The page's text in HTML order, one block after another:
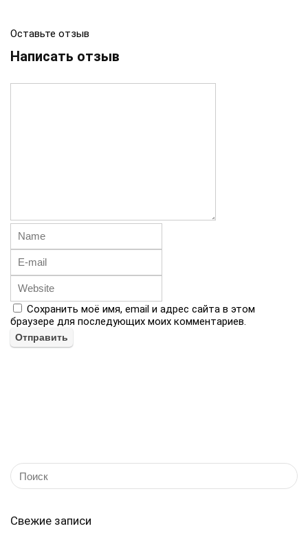
Оставьте отзыв
Написать отзыв
Сохранить моё имя, email и адрес сайта в этом
браузере для последующих моих комментариев.
Свежие записи